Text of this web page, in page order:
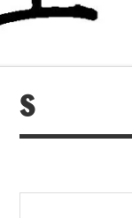
S